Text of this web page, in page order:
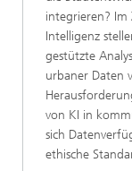
integrieren? Im
Intelligenz
gestützte
urbaner Daten
von KI in
sich
ethische